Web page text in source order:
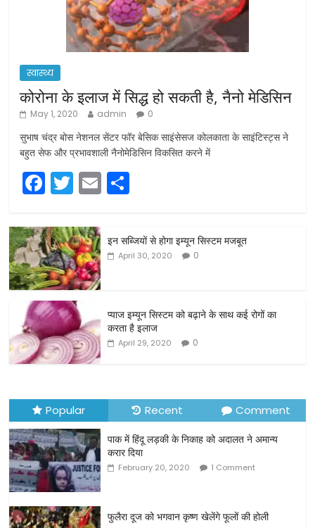
स्वास्थ्य
कोरोना के इलाज में सिद्ध हो सकती है, नैनो मेडिसिन
May 1, 2020 admin 0
सुभाष चंद्र बोस नेशनल सेंटर फॉर बेसिक साइंसेसज कोलकाता के साइंटिस्ट्स ने
बहुत सेफ और प्रभावशाली नैनोमेडिसिन विकसित करने में
F
a
c
e
b
o
o
k
T
w
itt
er
E
m
ar
e
इन सब्जियों से होगा इम्यून सिस्टम मजबूत
April 30, 2020 0
प्याज इम्यून सिस्टम को बढ़ाने के साथ कई रोगों का
करता है इलाज
April 29, 2020 0
Popular Recent Comment
पाक में हिंदू लड़की के निकाह को अदालत ने अमान्य
करार दिया
February 20, 2020 1 Comment
फुलैरा दूज को भगवान कृष्ण खेलेंगे फूलों की होली